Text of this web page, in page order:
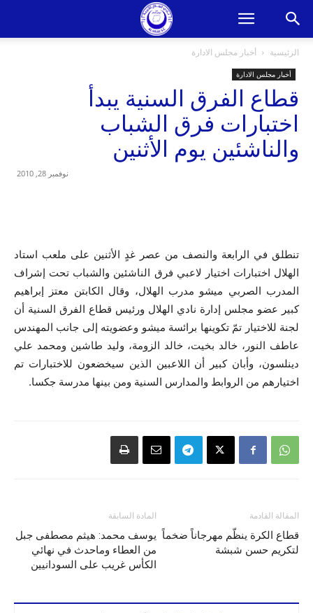
الرئيسية أخبار مجلس الادارة
أخبار مجلس الادارة
قطاع الفرق السنية يبدأ
اختبارات فرق الشباب
والناشئين يوم الأثنين
نوفمبر 28, 2010
تنطلق في الرابعة والنصف من عصر غدٍ الأثنين على ملعب استاد
الهلال اختبارات اختيار لاعبي فرق الناشئين والشباب تحت إشراف
المدرب الصربي ميشو مدرب الهلال، وقال الكابتن معتز إبراهيم
كبير عضو مجلس إدارة نادي الهلال ورئيس قطاع الفرق السنية أن
لجنة للاختيار تمّ تكوينها برائسة ميشو وعضويته إلى جانب المهندس
عاطف النور، خالد بخيت، خالد الزومة، وليد طاشين ومحمد علي
دينلسون، وأبان كبير أن اللاعبين الذين سيخضعون للاختبارات تم
اختيارهم من الروابط والمدارس السنية ومن بينها مدرسة جكسا.
المادة السابقة
يوسف محمد: هيثم مصطفى جبل
من العطاء وماحدث في نهائي
الكأس غريب على السودانيين
المقالة القادمة
قطاع الكرة ينظّم مهرجاناً ضخماً
لتكريم حسن شبشة